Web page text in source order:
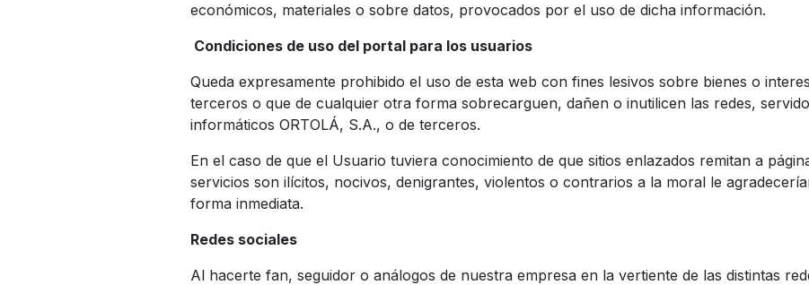
económicos, materiales o sobre datos, provocados por el uso de dicha información.
Condiciones de uso del portal para los usuarios
Queda expresamente prohibido el uso de esta web con fines lesivos sobre bienes o
terceros o que de cualquier otra forma sobrecarguen, dañen o inutilicen las redes,
informáticos ORTOLÁ, S.A., o de terceros.
En el caso de que el Usuario tuviera conocimiento de que sitios enlazados remitan a
servicios son ilícitos, nocivos, denigrantes, violentos o contrarios a la moral le
forma inmediata.
Redes sociales
Al hacerte fan, seguidor o análogos de nuestra empresa en la vertiente de las distintas